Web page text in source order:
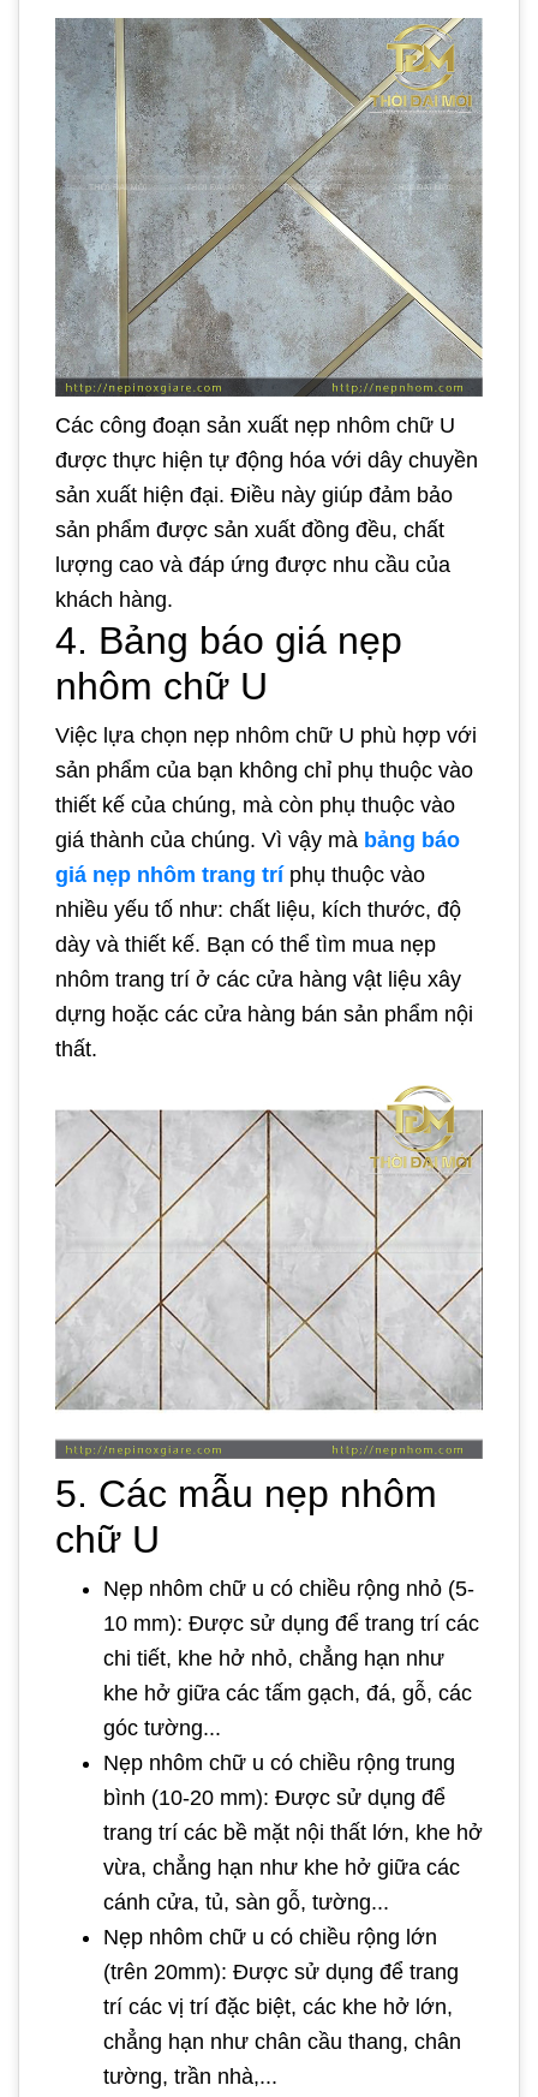
Các công đoạn sản xuất nẹp nhôm chữ U
được thực hiện tự động hóa với dây chuyền
sản xuất hiện đại. Điều này giúp đảm bảo
sản phẩm được sản xuất đồng đều, chất
lượng cao và đáp ứng được nhu cầu của
khách hàng.
4. Bảng báo giá nẹp
nhôm chữ U
Việc lựa chọn nẹp nhôm chữ U phù hợp với
sản phẩm của bạn không chỉ phụ thuộc vào
thiết kế của chúng, mà còn phụ thuộc vào
giá thành của chúng. Vì vậy mà bảng báo
giá nẹp nhôm trang trí phụ thuộc vào
nhiều yếu tố như: chất liệu, kích thước, độ
dày và thiết kế. Bạn có thể tìm mua nẹp
nhôm trang trí ở các cửa hàng vật liệu xây
dựng hoặc các cửa hàng bán sản phẩm nội
thất.
5. Các mẫu nẹp nhôm
chữ U
Nẹp nhôm chữ u có chiều rộng nhỏ (5-
10 mm): Được sử dụng để trang trí các
chi tiết, khe hở nhỏ, chẳng hạn như
khe hở giữa các tấm gạch, đá, gỗ, các
góc tường...
Nẹp nhôm chữ u có chiều rộng trung
bình (10-20 mm): Được sử dụng để
trang trí các bề mặt nội thất lớn, khe hở
vừa, chẳng hạn như khe hở giữa các
cánh cửa, tủ, sàn gỗ, tường...
Nẹp nhôm chữ u có chiều rộng lớn
(trên 20mm): Được sử dụng để trang
trí các vị trí đặc biệt, các khe hở lớn,
chẳng hạn như chân cầu thang, chân
tường, trần nhà,...